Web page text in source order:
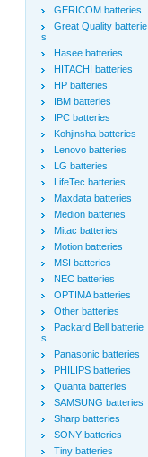
GERICOM batteries
Great Quality batterie
s
Hasee batteries
HITACHI batteries
HP batteries
IBM batteries
IPC batteries
Kohjinsha batteries
Lenovo batteries
LG batteries
LifeTec batteries
Maxdata batteries
Medion batteries
Mitac batteries
Motion batteries
MSI batteries
NEC batteries
OPTIMA batteries
Other batteries
Packard Bell batterie
s
Panasonic batteries
PHILIPS batteries
Quanta batteries
SAMSUNG batteries
Sharp batteries
SONY batteries
Tiny batteries